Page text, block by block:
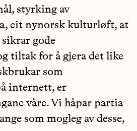
styrking av
eit nynorsk kulturløft, at
gode
tiltak for å gjera det like
som
internett, er
våre. Vi håpar partia
som mogleg av desse,